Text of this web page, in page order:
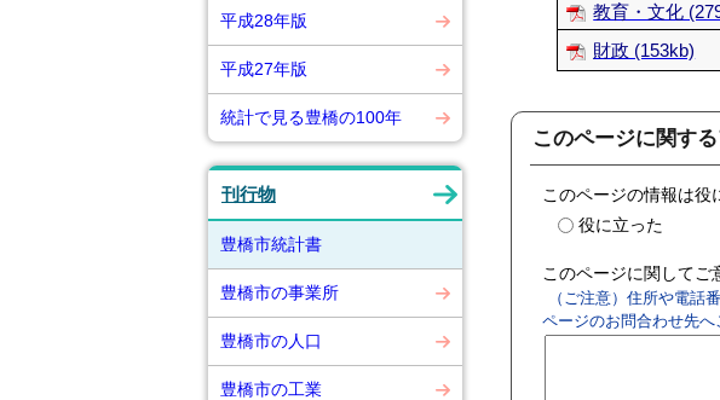
平成28年版
平成27年版
統計で見る豊橋の100年
刊行物
豊橋市統計書
豊橋市の事業所
豊橋市の人口
豊橋市の工業
教育・文化
財政 (153kb)
このページに関す
このページの情報は役
役に立った
このページに関してご
（ご注意）住所や電話
ページのお問合わせ先へ